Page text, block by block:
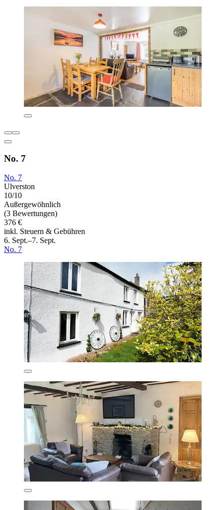
No. 7
No. 7
Ulverston
10/10
Außergewöhnlich
(3 Bewertungen)
376 €
inkl. Steuern & Gebühren
6. Sept.–7. Sept.
No. 7